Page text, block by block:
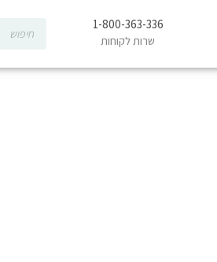
1-800-363-336
שרות לקוחות search